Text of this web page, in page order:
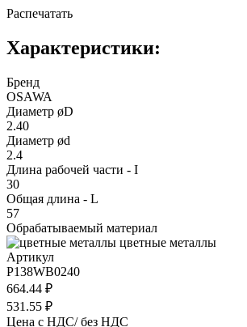
Распечатать
Характеристики:
Бренд
OSAWA
Диаметр øD
2.40
Диаметр ød
2.4
Длина рабочей части - I
30
Общая длина - L
57
Обрабатываемый материал
цветные металлы
Артикул
P138WB0240
664.44 ₽
531.55 ₽
Цена с НДС/ без НДС